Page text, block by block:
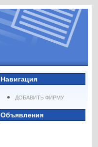
Навигация
ДОБАВИТЬ ФИРМУ
Объявления